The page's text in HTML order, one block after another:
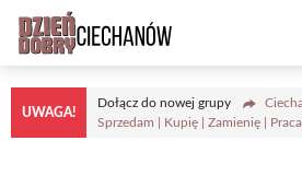
treści
UWAGA!
Dołącz do nowej grupy
Sprzedam | Kupię | Zamienię | Praca